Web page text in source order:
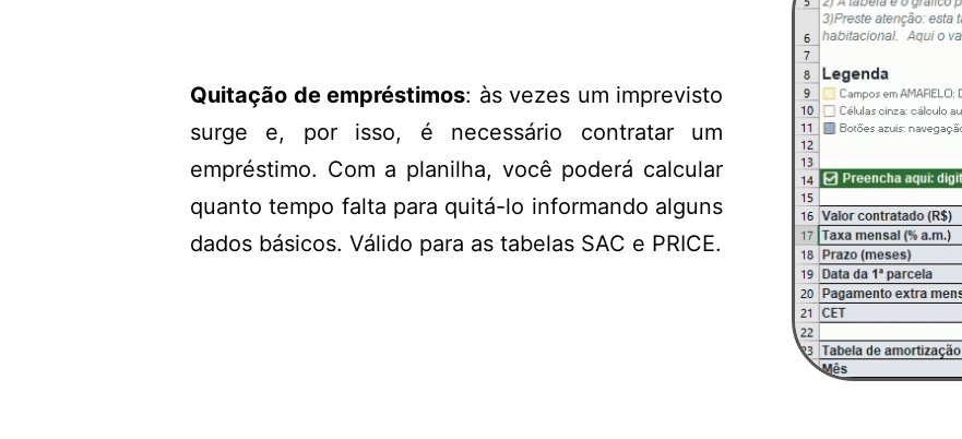
Quitação de empréstimos: às vezes um imprevisto
surge e, por isso, é necessário contratar um
empréstimo. Com a planilha, você poderá calcular
quanto tempo falta para quitá-lo informando alguns
dados básicos. Válido para as tabelas SAC e PRICE.